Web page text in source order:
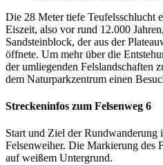
Die 28 Meter tiefe Teufelsschlucht
Eiszeit, also vor rund 12.000
Sandsteinblock, der aus der
öffnete. Um mehr über die
der umliegenden Felslandschaften
dem Naturparkzentrum einen
Streckeninfos zum Felsenweg 6
Start und Ziel der Rundwanderung
Felsenweiher. Die Markierung des
auf weißem Untergrund.